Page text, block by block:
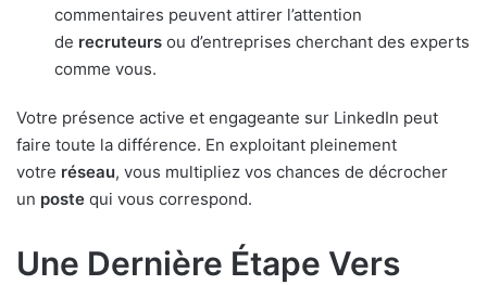
commentaires peuvent attirer l’attention
de recruteurs ou d’entreprises cherchant des experts
comme vous.
Votre présence active et engageante sur LinkedIn peut
faire toute la différence. En exploitant pleinement
votre réseau, vous multipliez vos chances de décrocher
un poste qui vous correspond.
Une Dernière Étape Vers